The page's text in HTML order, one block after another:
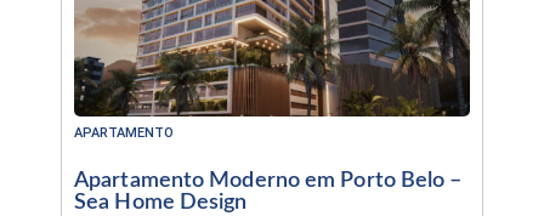
APARTAMENTO
Apartamento Moderno em Porto Belo –
Sea Home Design